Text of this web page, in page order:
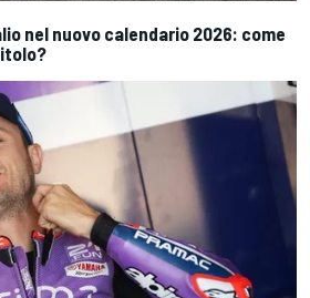
nel nuovo calendario 2026: come